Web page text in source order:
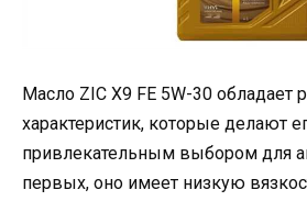
Масло ZIC X9 FE 5W-30 обладает
характеристик, которые делают
привлекательным выбором для
первых, оно имеет низкую